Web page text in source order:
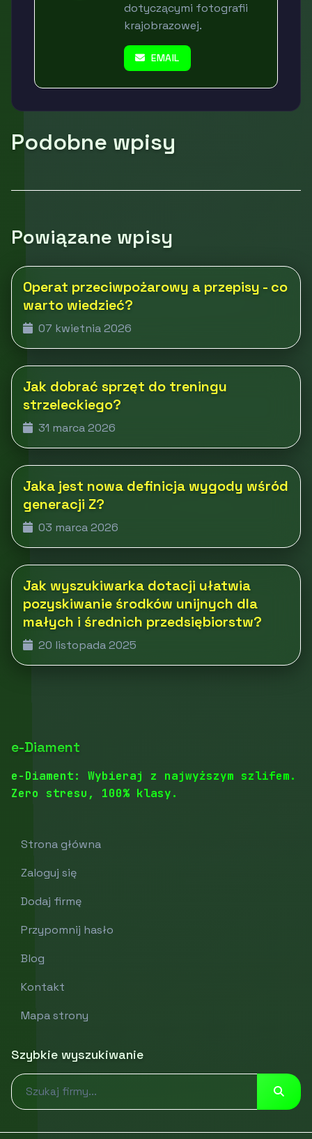
dotyczącymi fotografii
krajobrazowej.
EMAIL
Podobne wpisy
Powiązane wpisy
Operat przeciwpożarowy a przepisy - co
warto wiedzieć?
07 kwietnia 2026
Jak dobrać sprzęt do treningu
strzeleckiego?
31 marca 2026
Jaka jest nowa definicja wygody wśród
generacji Z?
03 marca 2026
Jak wyszukiwarka dotacji ułatwia
pozyskiwanie środków unijnych dla
małych i średnich przedsiębiorstw?
20 listopada 2025
e-Diament
e-Diament: Wybieraj z najwyższym szlifem.
Zero stresu, 100% klasy.
Strona główna
Zaloguj się
Dodaj firmę
Przypomnij hasło
Blog
Kontakt
Mapa strony
Szybkie wyszukiwanie